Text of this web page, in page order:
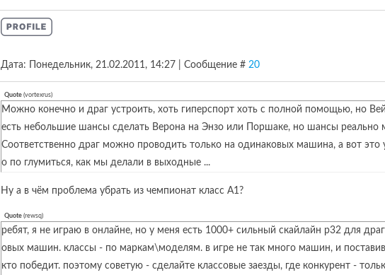
Дата: Понедельник, 21.02.2011, 14:27 | Сообщение # 20
Quote (vortexrus)
Можно конечно и драг устроить, хоть гиперспорт хоть с полной помощью, но
есть небольшие шансы сделать Верона на Энзо или Поршаке, но шансы реально
Соответственно драг можно проводить только на одинаковых машина, а вот это
о по глумиться, как мы делали в выходные ...
Ну а в чём проблема убрать из чемпионат класс А1?
Quote (rewsq)
ребят, я не играю в онлайне, но у меня есть 1000+ сильный скайлайн р32 для
овых машин. классы - по маркам\моделям. в игре не так много машин, и
кто победит. поэтому советую - сделайте классовые заезды, где конкурент -